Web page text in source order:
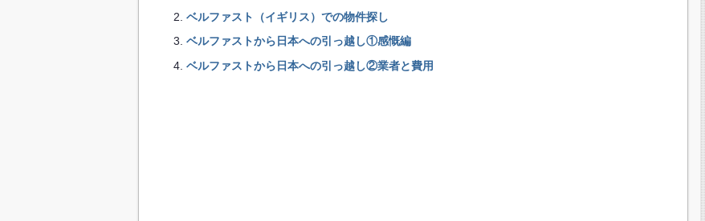
ベルファスト（イギリス）での物件探し
ベルファストから日本への引っ越し①感慨編
ベルファストから日本への引っ越し②業者と費用